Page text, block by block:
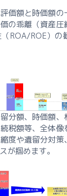
価額と時価額
の乖離（資産
ROA/ROE）の
分額、時価額、
税額等、全体像
度や遺留分対
が掴めます。